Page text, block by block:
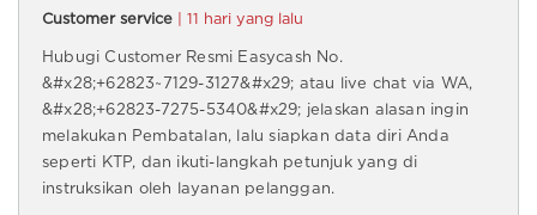
Customer service | 11 hari yang lalu
Hubugi Customer Resmi Easycash No.
&#x28;+62823~7129-3127&#x29; atau live chat via WA,
&#x28;+62823-7275-5340&#x29; jelaskan alasan ingin
melakukan Pembatalan, lalu siapkan data diri Anda
seperti KTP, dan ikuti-langkah petunjuk yang di
instruksikan oleh layanan pelanggan.